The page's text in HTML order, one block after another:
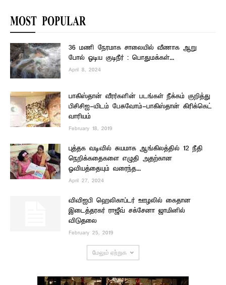
MOST POPULAR
36 மணி நேரமாக சாலையில் வீணாக ஆறு
போல் ஓடிய குடிநீர் : பொதுமக்கள்...
April 8, 2024
பாகிஸ்தான் வீரர்களின் படங்கள் நீக்கம் குறித்து
பிசிசிஐ-யிடம் பேசுவோம்-பாகிஸ்தான் கிரிக்கெட்
வாரியம்
February 18, 2019
புத்தக வடிவில் சுயமாக ஆங்கிலத்தில் 12 நீதி
நெறிக்கதைகளை எழுதி அதற்கான
ஓவியத்தையும் வரைந்த...
April 27, 2024
விவிஐபி ஹெலிகாப்டர் ஊழலில் கைதான
இடைத்தரகர் ராஜீவ் சக்சேனா ஜாமினில்
விடுதலை
February 25, 2019
மேலும் ஏற்றுக